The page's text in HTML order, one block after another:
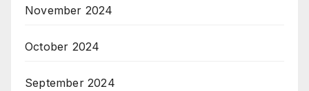
November 2024
October 2024
September 2024